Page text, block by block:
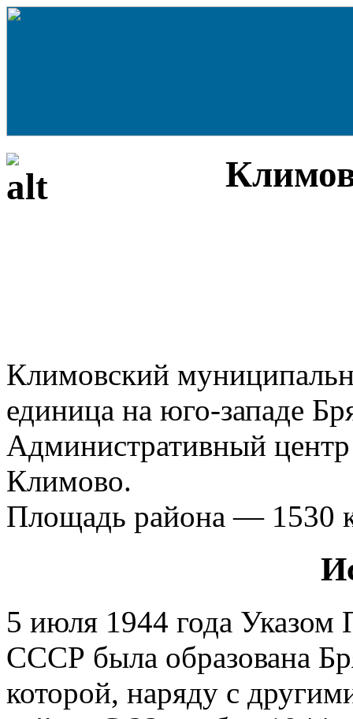
Климовский
единица на юго-западе
Административный
Климово.
Площадь района — 1530
5 июля 1944 года Указом
СССР была образована
которой, наряду с